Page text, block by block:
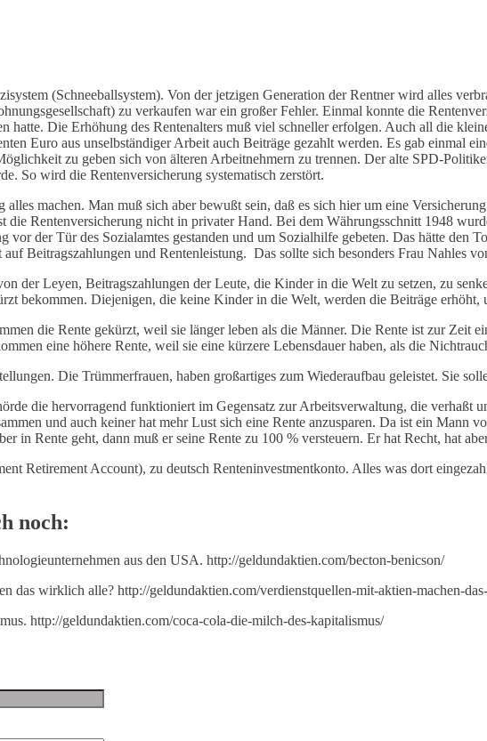
(Schneeballsystem). Von der jetzigen Generation der Rentner wird alles
zu verkaufen war ein großer Fehler. Einmal konnte die
hatte. Die Erhöhung des Rentenalters muß viel schneller erfolgen. Auch all die
Euro aus unselbständiger Arbeit auch Beiträge gezahlt werden. Es gab einmal
zu geben sich von älteren Arbeitnehmern zu trennen. Der alte SPD-
So wird die Rentenversicherung systematisch zerstört.
machen. Man muß sich aber bewußt sein, daß es sich hier um eine
die Rentenversicherung nicht in privater Hand. Bei dem Währungsschnitt 1948
vor der Tür des Sozialamtes gestanden und um Sozialhilfe gebeten. Das hätte den
Beitragszahlungen und Rentenleistung. Das sollte sich besonders Frau Nahles
der Leyen, Beitragszahlungen der Leute, die Kinder in die Welt zu setzen, zu
bekommen. Diejenigen, die keine Kinder in die Welt, werden die Beiträge
die Rente gekürzt, weil sie länger leben als die Männer. Die Rente ist zur Zeit
eine höhere Rente, weil sie eine kürzere Lebensdauer haben, als die
Die Trümmerfrauen, haben großartiges zum Wiederaufbau geleistet. Sie
die hervorragend funktioniert im Gegensatz zur Arbeitsverwaltung, die verhaßt
und auch keiner hat mehr Lust sich eine Rente anzusparen. Da ist ein Mann
in Rente geht, dann muß er seine Rente zu 100 % versteuern. Er hat Recht, hat
Retirement Account), zu deutsch Renteninvestmentkonto. Alles was dort
noch:
aus den USA. http://geldundaktien.com/becton-benicson/
das wirklich alle? http://geldundaktien.com/verdienstquellen-mit-aktien-machen-
http://geldundaktien.com/coca-cola-die-milch-des-kapitalismus/